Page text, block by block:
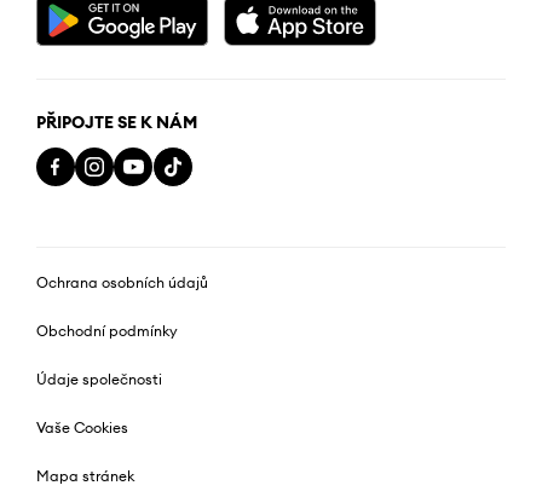
PŘIPOJTE SE K NÁM
Ochrana osobních údajů
Obchodní podmínky
Údaje společnosti
Vaše Cookies
Mapa stránek